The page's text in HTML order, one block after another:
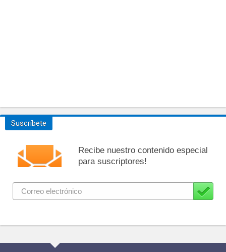
Suscríbete
Recibe nuestro contenido especial
para suscriptores!